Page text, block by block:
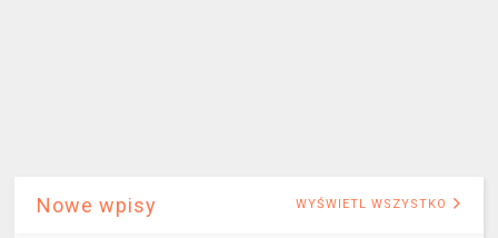
Nowe wpisy WYŚWIETL WSZYSTKO